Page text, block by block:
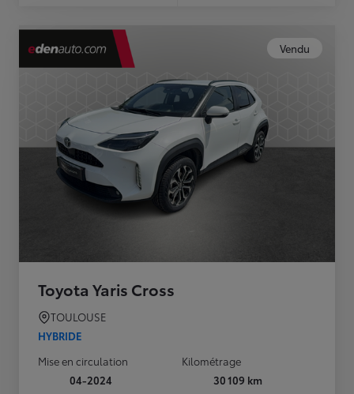
Vendu
Toyota Yaris Cross
TOULOUSE
HYBRIDE
Mise en circulation
04-2024
Kilométrage
30 109 km